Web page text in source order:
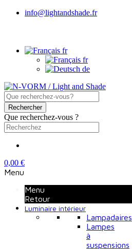
info@lightandshade.fr
fr
fr
de
Rechercher
Que recherchez-vous ?
0,00 €
Menu
Menu
Retour
Luminaire intérieur
Lampadaires
Lampes
à
suspensions